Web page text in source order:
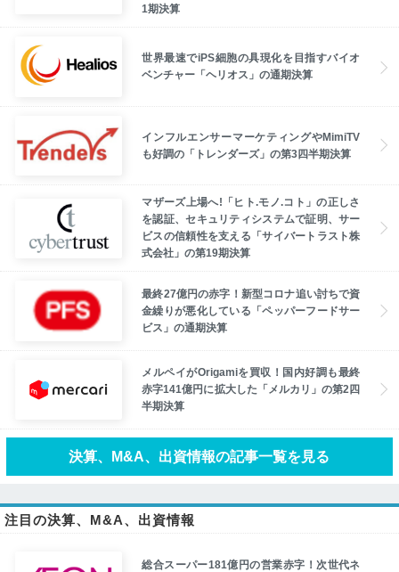
1期決算
世界最速でiPS細胞の具現化を目指すバイオ
ベンチャー「ヘリオス」の通期決算
インフルエンサーマーケティングやMimiTV
も好調の「トレンダーズ」の第3四半期決算
マザーズ上場へ!「ヒト.モノ.コト」の正しさ
を認証、セキュリティシステムで証明、サー
ビスの信頼性を支える「サイバートラスト株
式会社」の第19期決算
最終27億円の赤字！新型コロナ追い討ちで資
金繰りが悪化している「ペッパーフードサー
ビス」の通期決算
メルペイがOrigamiを買収！国内好調も最終
赤字141億円に拡大した「メルカリ」の第2四
半期決算
決算、M&A、出資情報の記事一覧を見る
注目の決算、M&A、出資情報
総合スーパー181億円の営業赤字！次世代ネ